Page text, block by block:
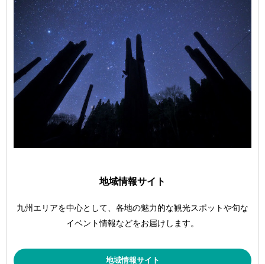
地域情報サイト
九州エリアを中心として、各地の魅力的な観光スポットや旬な
イベント情報などをお届けします。
地域情報サイト